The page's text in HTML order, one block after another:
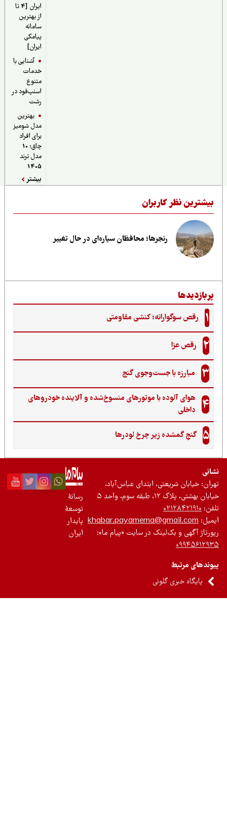
ایران [4 تا
از بهترین
سامانه
پیامکی
آشنایی با
خدمات
اسنپ‌فود در
بهترین
مدل شومیز
برای افراد
چاق؛ 10
مدل ترند
نظر کاربران
رنجرها؛ محافظان سیاره‌ای در حال تغییر
رقص سوگوارانه؛ کنشی مقاومتی
رقص عزا
مبارزه با جست‌وجوی گنج‌
هوای آلوده با موتورهای منسوخ‌شده و آلاینده خودروهای
داخلی
گنجِ گمشده زیر چرخ لودرها
خیابان شریعتی، ابتدای عباس‌آباد،
بهشتی، پلاک ۱۲، طبقه سوم، واحد ۵
۰۲۱۲۸۴۲۱۹۱۰
khabar.payamema@gmail.com
آگهی و بک‌لینک در سایت «پیام ما»:
مرتبط
پایگاه خبری گلونی
رسانۀ
توسعۀ
پایدار
ایران